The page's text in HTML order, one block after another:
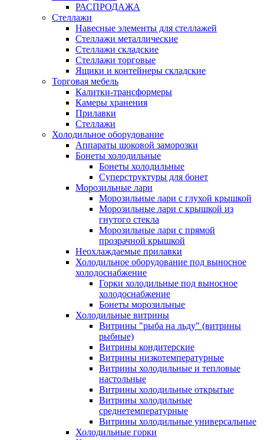
РАСПРОДАЖА
Стеллажи
Навесные элементы для стеллажей
Стеллажи металлические
Стеллажи складские
Стеллажи торговые
Ящики и контейнеры складские
Торговая мебель
Калитки-трансформеры
Камеры хранения
Прилавки
Стеллажи
Холодильное оборудование
Аппараты шоковой заморозки
Бонеты холодильные
Бонеты холодильные
Суперструктуры для бонет
Морозильные лари
Морозильные лари с глухой крышкой
Морозильные лари с крышкой из
гнутого стекла
Морозильные лари с прямой
прозрачной крышкой
Неохлаждаемые прилавки
Холодильное оборудование под выносное
холодоснабжение
Горки холодильные под выносное
холодоснабжение
Бонеты морозильные
Холодильные витрины
Витрины "рыба на льду" (витрины
рыбные)
Витрины кондитерские
Витрины низкотемпературные
Витрины холодильные и тепловые
настольные
Витрины холодильные открытые
Витрины холодильные
среднетемпературные
Витрины холодильные универсальные
Холодильные горки